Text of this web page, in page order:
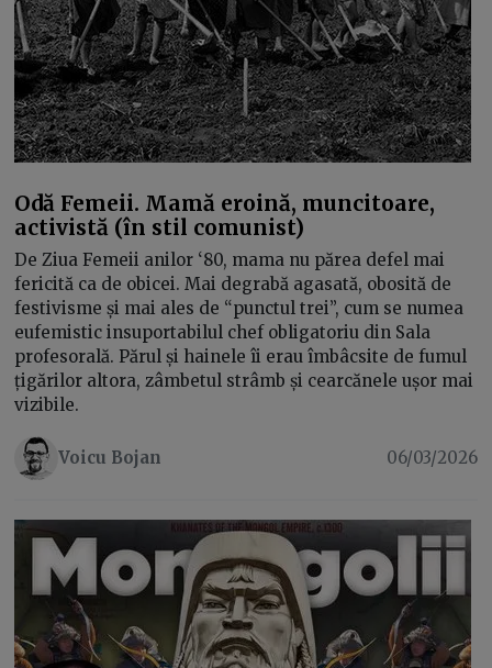
Odă Femeii. Mamă eroină, muncitoare,
activistă (în stil comunist)
De Ziua Femeii anilor ‘80, mama nu părea defel mai
fericită ca de obicei. Mai degrabă agasată, obosită de
festivisme și mai ales de “punctul trei”, cum se numea
eufemistic insuportabilul chef obligatoriu din Sala
profesorală. Părul și hainele îi erau îmbâcsite de fumul
țigărilor altora, zâmbetul strâmb și cearcănele ușor mai
vizibile.
Voicu Bojan 06/03/2026